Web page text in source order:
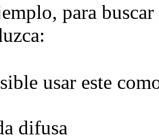
para
usar este
difusa